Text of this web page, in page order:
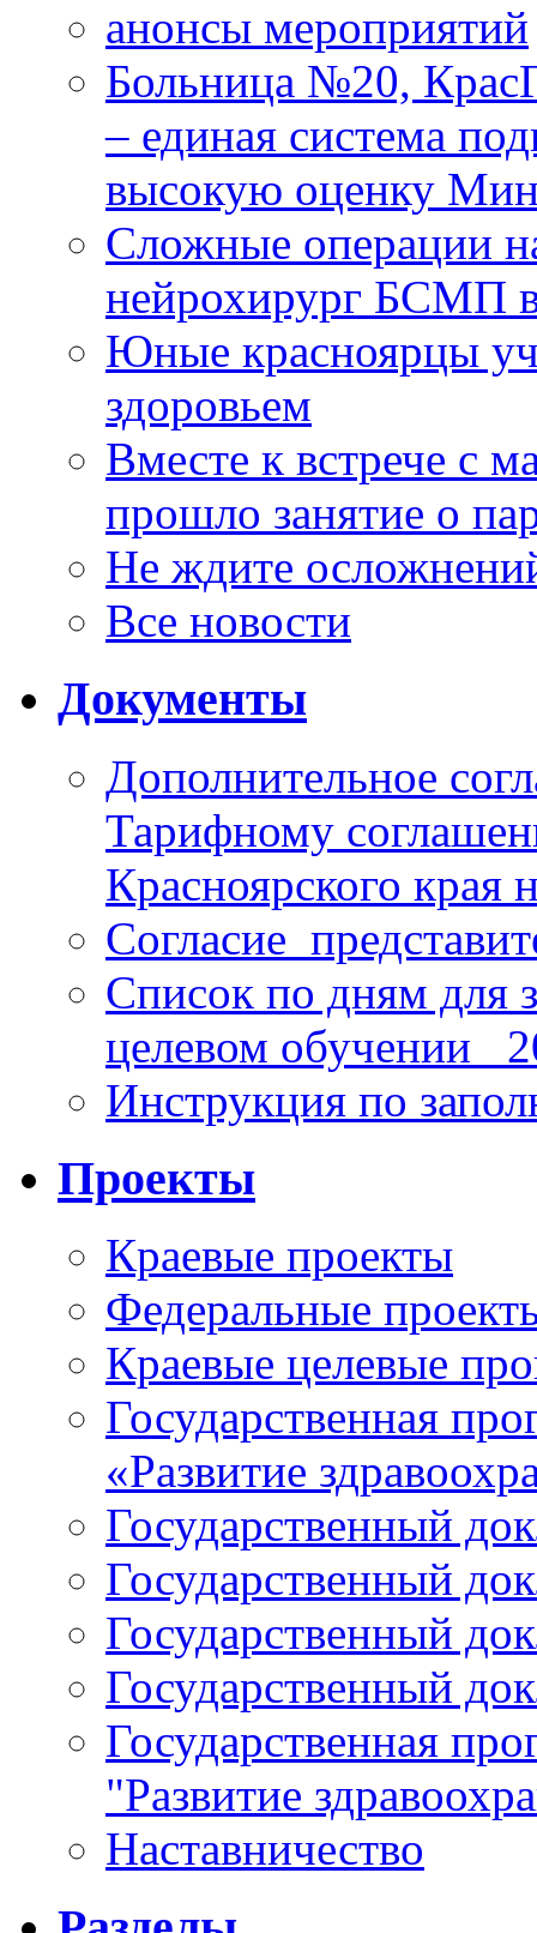
анонсы мероприятий
Больница №20,
– единая система
высокую оценку
Сложные операции
нейрохирург БСМП
Юные красноярцы
здоровьем
Вместе к встрече с
прошло занятие о
Не ждите
Все новости
Документы
Дополнительное
Тарифному
Красноярского края
Список по дням для
целевом обучении_
Инструкция по
Проекты
Краевые проекты
Федеральные
Краевые целевые
Государственная
«Развитие
Государственный
Государственный
Государственный
Государственный
Государственная
"Развитие
Наставничество